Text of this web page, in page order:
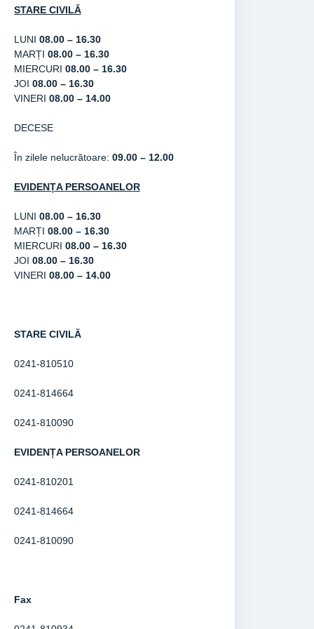
STARE CIVILĂ
LUNI 08.00 – 16.30
MARȚI 08.00 – 16.30
MIERCURI 08.00 – 16.30
JOI 08.00 – 16.30
VINERI 08.00 – 14.00
DECESE
În zilele nelucrătoare: 09.00 – 12.00
EVIDENȚA PERSOANELOR
LUNI 08.00 – 16.30
MARȚI 08.00 – 16.30
MIERCURI 08.00 – 16.30
JOI 08.00 – 16.30
VINERI 08.00 – 14.00
STARE CIVILĂ
0241-810510
0241-814664
0241-810090
EVIDENȚA PERSOANELOR
0241-810201
0241-814664
0241-810090
Fax